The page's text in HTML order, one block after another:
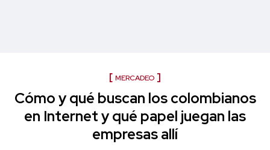
MERCADEO
Cómo y qué buscan los colombianos
en Internet y qué papel juegan las
empresas allí